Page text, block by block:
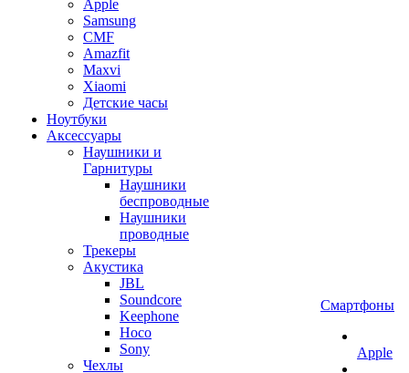
Apple
Samsung
CMF
Amazfit
Maxvi
Xiaomi
Детские часы
Ноутбуки
Аксессуары
Наушники и
Гарнитуры
Наушники
беспроводные
Наушники
проводные
Трекеры
Акустика
JBL
Soundcore
Keephone
Hoco
Sony
Чехлы
Смартфоны
Apple